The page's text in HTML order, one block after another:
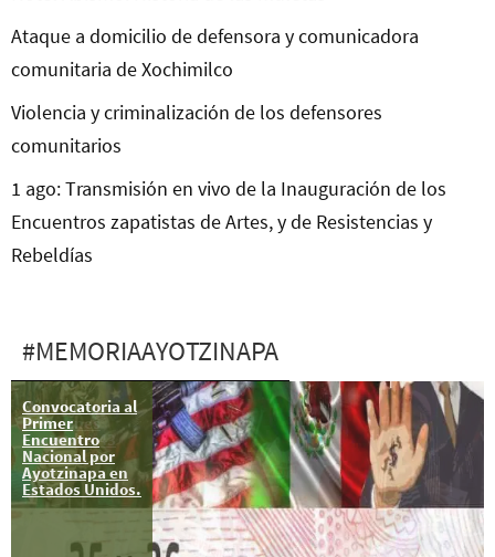
Ataque a domicilio de defensora y comunicadora
comunitaria de Xochimilco
Violencia y criminalización de los defensores
comunitarios
1 ago: Transmisión en vivo de la Inauguración de los
Encuentros zapatistas de Artes, y de Resistencias y
Rebeldías
#MEMORIAAYOTZINAPA
Convocatoria al
Primer
Encuentro
Nacional por
Ayotzinapa en
Estados Unidos.
Murallas y
huracanes
contra los 43